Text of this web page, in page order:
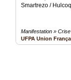
Smartrezo /
Manifestation »
UFPA Union